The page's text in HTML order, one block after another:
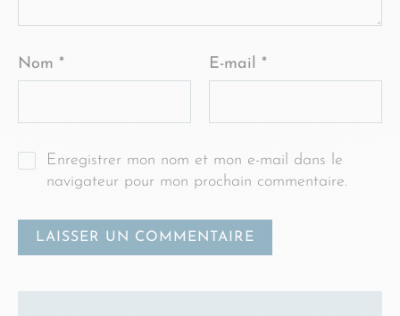
Nom * E-mail *
Enregistrer mon nom et mon e-mail dans le
navigateur pour mon prochain commentaire.